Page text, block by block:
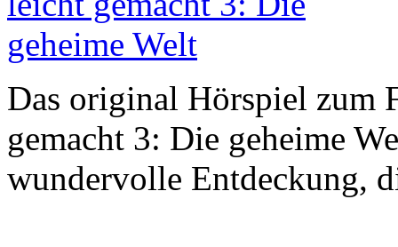
Das original Hörspiel zum
gemacht 3: Die geheime
wundervolle Entdeckung,